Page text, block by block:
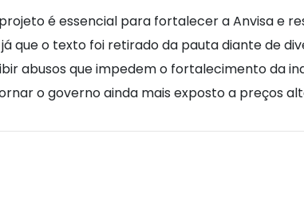
é essencial para fortalecer a Anvisa e
que o texto foi retirado da pauta diante de
abusos que impedem o fortalecimento da
o governo ainda mais exposto a preços